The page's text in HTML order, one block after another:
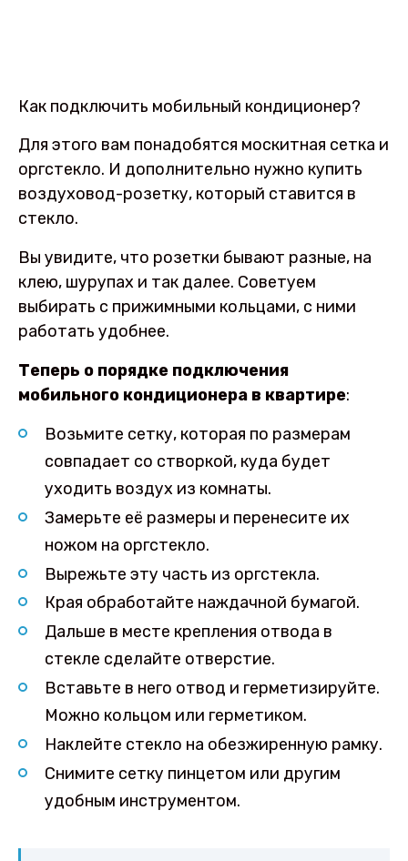
Как подключить мобильный кондиционер?
Для этого вам понадобятся москитная сетка и
оргстекло. И дополнительно нужно купить
воздуховод-розетку, который ставится в
стекло.
Вы увидите, что розетки бывают разные, на
клею, шурупах и так далее. Советуем
выбирать с прижимными кольцами, с ними
работать удобнее.
Теперь о порядке подключения
мобильного кондиционера в квартире:
Возьмите сетку, которая по размерам
совпадает со створкой, куда будет
уходить воздух из комнаты.
Замерьте её размеры и перенесите их
ножом на оргстекло.
Вырежьте эту часть из оргстекла.
Края обработайте наждачной бумагой.
Дальше в месте крепления отвода в
стекле сделайте отверстие.
Вставьте в него отвод и герметизируйте.
Можно кольцом или герметиком.
Наклейте стекло на обезжиренную рамку.
Снимите сетку пинцетом или другим
удобным инструментом.